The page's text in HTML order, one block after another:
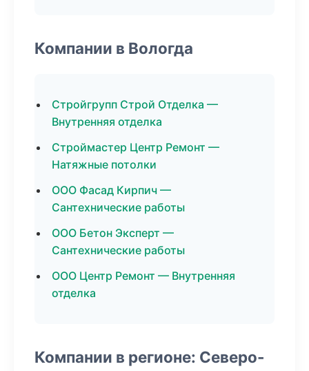
Компании в Вологда
Стройгрупп Строй Отделка —
Внутренняя отделка
Строймастер Центр Ремонт —
Натяжные потолки
ООО Фасад Кирпич —
Сантехнические работы
ООО Бетон Эксперт —
Сантехнические работы
ООО Центр Ремонт — Внутренняя
отделка
Компании в регионе: Северо-